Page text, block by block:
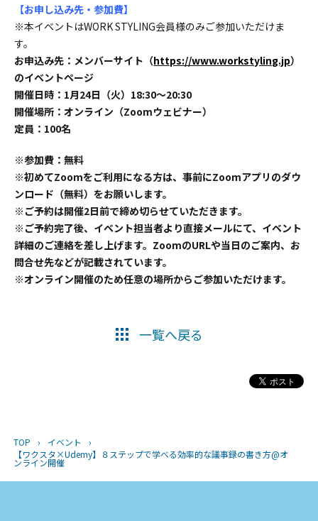
【お申し込み先・参加費】
※本イベントはWORK STYLING会員様のみご参加いただけま
す。
お申込み先：メンバーサイト（https://www.workstyling.jp）
のイベントページ
開催日時：1月24日（火）18:30〜20:30
開催場所：オンライン（Zoomウェビナー）
定員：100名
※参加費：無料
※初めてZoomをご利用になる方は、事前にZoomアプリのダウ
ンロード（無料）をお願いします。
※ご予約は開催2日前で締め切らせていただきます。
※ご予約完了後、イベント担当者より直接メールにて、イベント
詳細のご連絡を差し上げます。ZoomのURLや当日のご案内、お
問合せ先などが記載されています。
※オンライン開催のため任意の場所からご参加いただけます。
一覧へ戻る
TOP › イベント
›
【ワクスタ×Udemy】８ステップで学べる効率的な議事録の書き方@オ
ンライン開催